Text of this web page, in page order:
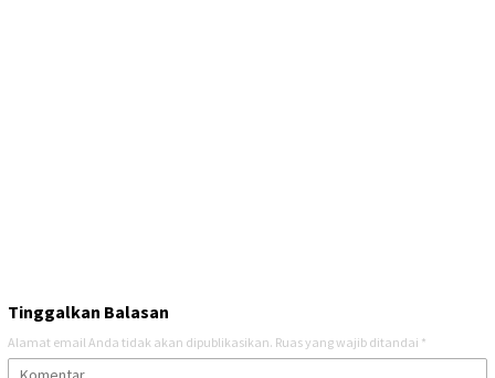
Tinggalkan Balasan
Alamat email Anda tidak akan dipublikasikan. Ruas yang wajib ditandai *